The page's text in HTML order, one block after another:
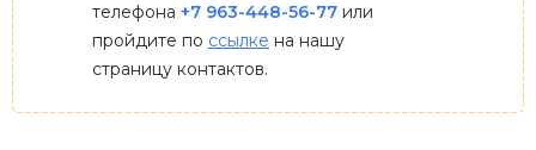
телефона +7 963-448-56-77 или
пройдите по ссылке на нашу
страницу контактов.